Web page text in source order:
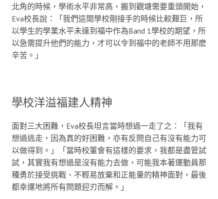
北角的時候，學術水平非常高，搬到觀塘需要重頭開始，
Eva校長說：「我們這間學校剛接手的時候比較艱巨，所
以學生的學業水平未達到福中作為Band 1學校的期望，所
以急需提升他們的能力，才可以令到福中的老師不用那麽
辛苦。」
學校洋溢福建人精神
面對三大困難，Eva校長坦言當時想過一走了之：「我有
想過逃走，因為真的好困難，亦有反問自己有沒有能力可
以做得到。」「當時校董會有這樣的要求，我都是盡管試
試，其實我有想過是沒有能力去做，可能我本著運動員那
種勇於接受挑戰、不輕易放棄和正能量的精神面對，最後
都幸運地將所有問題迎刃而解。」